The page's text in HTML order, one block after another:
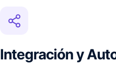
Integración y